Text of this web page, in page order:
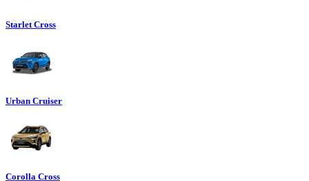
Starlet Cross
Urban Cruiser
Corolla Cross